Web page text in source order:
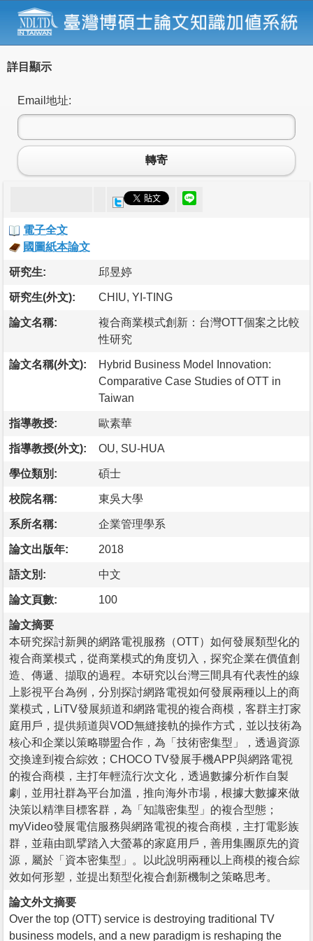
詳目顯示
Email地址:
轉寄
電子全文
國圖紙本論文
研究生: 邱昱婷
研究生(外文): CHIU, YI-TING
論文名稱:
複合商業模式創新：台灣OTT個案之比較
性研究
論文名稱(外文):
Hybrid Business Model Innovation:
Comparative Case Studies of OTT in
Taiwan
指導教授: 歐素華
指導教授(外文): OU, SU-HUA
學位類別: 碩士
校院名稱: 東吳大學
系所名稱: 企業管理學系
論文出版年: 2018
語文別: 中文
論文頁數: 100
論文摘要
本研究探討新興的網路電視服務（OTT）如何發展類型化的
複合商業模式，從商業模式的角度切入，探究企業在價值創
造、傳遞、擷取的過程。本研究以台灣三間具有代表性的線
上影視平台為例，分別探討網路電視如何發展兩種以上的商
業模式，LiTV發展頻道和網路電視的複合商模，客群主打家
庭用戶，提供頻道與VOD無縫接軌的操作方式，並以技術為
核心和企業以策略聯盟合作，為「技術密集型」，透過資源
交換達到複合綜效；CHOCO TV發展手機APP與網路電視
的複合商模，主打年輕流行次文化，透過數據分析作自製
劇，並用社群為平台加溫，推向海外市場，根據大數據來做
決策以精準目標客群，為「知識密集型」的複合型態；
myVideo發展電信服務與網路電視的複合商模，主打電影族
群，並藉由凱擘踏入大螢幕的家庭用戶，善用集團原先的資
源，屬於「資本密集型」。以此說明兩種以上商模的複合綜
效如何形塑，並提出類型化複合創新機制之策略思考。
論文外文摘要
Over the top (OTT) service is destroying traditional TV
business models, and a new paradigm is reshaping the